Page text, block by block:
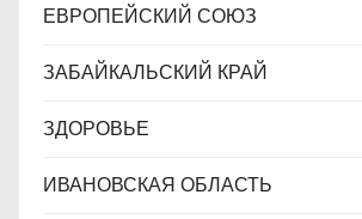
ЕВРОПЕЙСКИЙ СОЮЗ
ЗАБАЙКАЛЬСКИЙ КРАЙ
ЗДОРОВЬЕ
ИВАНОВСКАЯ ОБЛАСТЬ